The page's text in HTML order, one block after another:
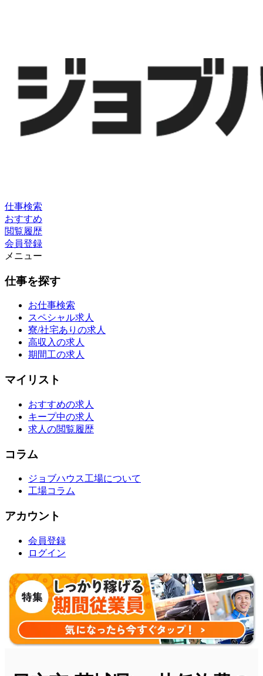
仕事検索
おすすめ
閲覧履歴
会員登録
メニュー
仕事を探す
お仕事検索
スペシャル求人
寮/社宅ありの求人
高収入の求人
期間工の求人
マイリスト
おすすめの求人
キープ中の求人
求人の閲覧履歴
コラム
ジョブハウス工場について
工場コラム
アカウント
会員登録
ログイン